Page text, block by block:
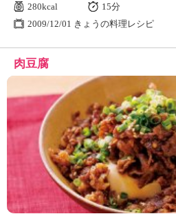
280kcal
15分
2009/12/01 きょうの料理レシピ
肉豆腐